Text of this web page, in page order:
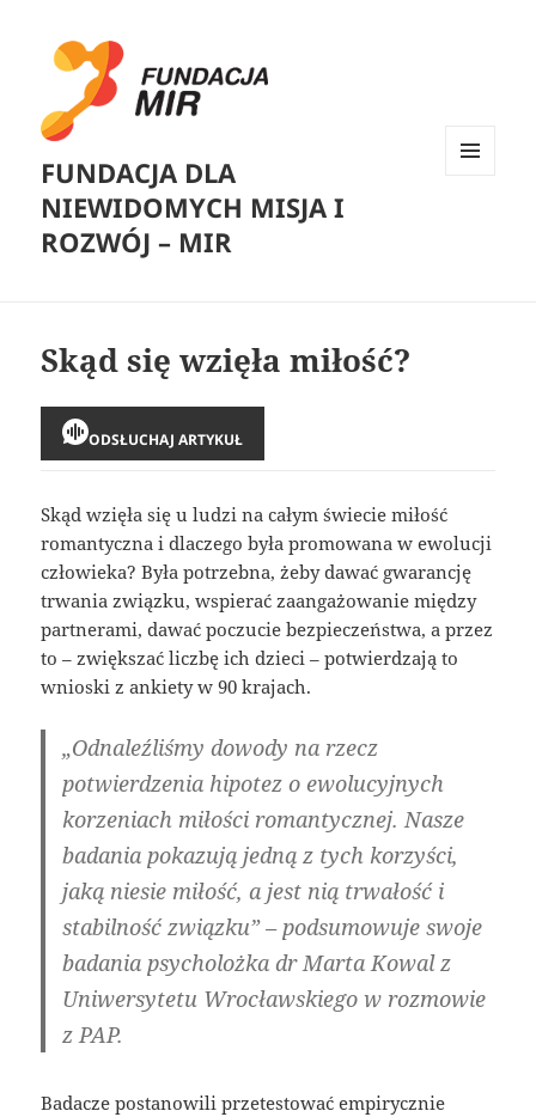
FUNDACJA DLA
NIEWIDOMYCH MISJA I
ROZWÓJ – MIR
Skąd się wzięła miłość?
ODSŁUCHAJ ARTYKUŁ
Skąd wzięła się u ludzi na całym świecie miłość
romantyczna i dlaczego była promowana w ewolucji
człowieka? Była potrzebna, żeby dawać gwarancję
trwania związku, wspierać zaangażowanie między
partnerami, dawać poczucie bezpieczeństwa, a przez
to – zwiększać liczbę ich dzieci – potwierdzają to
wnioski z ankiety w 90 krajach.
„Odnaleźliśmy dowody na rzecz
potwierdzenia hipotez o ewolucyjnych
korzeniach miłości romantycznej. Nasze
badania pokazują jedną z tych korzyści,
jaką niesie miłość, a jest nią trwałość i
stabilność związku” – podsumowuje swoje
badania psycholożka dr Marta Kowal z
Uniwersytetu Wrocławskiego w rozmowie
z PAP.
Badacze postanowili przetestować empirycznie